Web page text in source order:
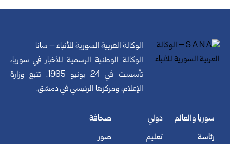
الوكالة العربية السورية للأنباء – سانا
الوكالة الوطنية الرسمية للأخبار في سوريا،
تأسست في 24 يونيو 1965. تتبع وزارة
الإعلام، ومركزها الرئيسي في دمشق.
سوريا والعالم
رئاسة
دولي
تعليم
صحافة
صور